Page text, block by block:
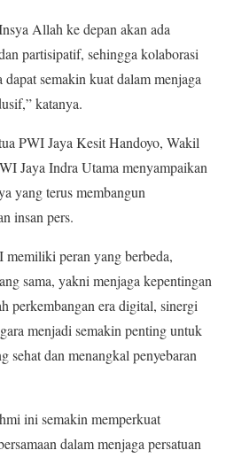
Allah ke depan akan ada
partisipatif, sehingga kolaborasi
semakin kuat dalam menjaga
katanya.
PWI Jaya Kesit Handoyo, Wakil
Jaya Indra Utama menyampaikan
yang terus membangun
insan pers.
peran yang berbeda,
sama, yakni menjaga kepentingan
perkembangan era digital, sinergi
menjadi semakin penting untuk
sehat dan menangkal penyebaran
ini semakin memperkuat
dalam menjaga persatuan